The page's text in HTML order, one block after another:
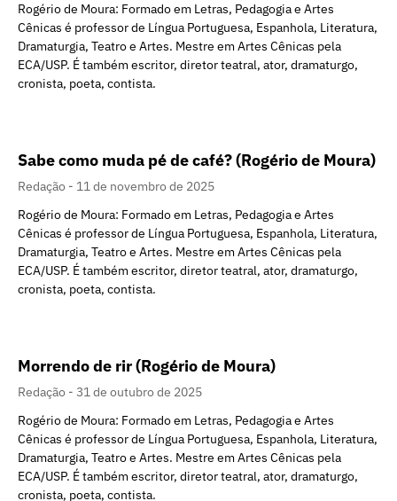
Rogério de Moura: Formado em Letras, Pedagogia e Artes
Cênicas é professor de Língua Portuguesa, Espanhola, Literatura,
Dramaturgia, Teatro e Artes. Mestre em Artes Cênicas pela
ECA/USP. É também escritor, diretor teatral, ator, dramaturgo,
cronista, poeta, contista.
Sabe como muda pé de café? (Rogério de Moura)
Redação
11 de novembro de 2025
Rogério de Moura: Formado em Letras, Pedagogia e Artes
Cênicas é professor de Língua Portuguesa, Espanhola, Literatura,
Dramaturgia, Teatro e Artes. Mestre em Artes Cênicas pela
ECA/USP. É também escritor, diretor teatral, ator, dramaturgo,
cronista, poeta, contista.
Morrendo de rir (Rogério de Moura)
Redação
31 de outubro de 2025
Rogério de Moura: Formado em Letras, Pedagogia e Artes
Cênicas é professor de Língua Portuguesa, Espanhola, Literatura,
Dramaturgia, Teatro e Artes. Mestre em Artes Cênicas pela
ECA/USP. É também escritor, diretor teatral, ator, dramaturgo,
cronista, poeta, contista.